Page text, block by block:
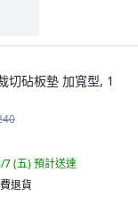
切砧板墊 加寬型, 1
7 (五)預計送達
退貨